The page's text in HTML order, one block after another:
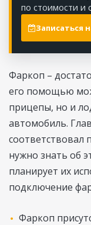
по стоимости и
Записаться
Фаркоп –
его помощью
прицепы, но и
автомобиль.
соответствовал
нужно знать об
планирует их
подключение
Фаркоп